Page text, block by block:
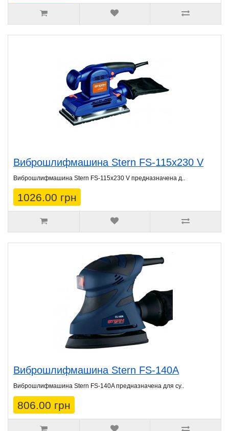
Виброшлифмашина Stern FS-115х230 V
Виброшлифмашина Stern FS-115x230 V предназначена д..
1026.00 грн
Виброшлифмашина Stern FS-140A
Виброшлифмашина Stern FS-140A предназначена для су..
806.00 грн